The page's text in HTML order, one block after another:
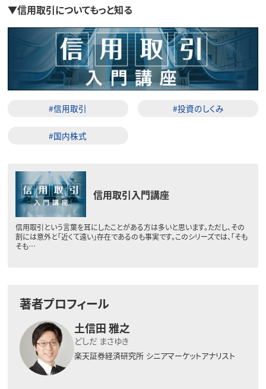
▼信用取引についてもっと知る
#信用取引 #投資のしくみ
#国内株式
信用取引入門講座
信用取引という言葉を耳にしたことがある方は多いと思います。ただし、その
割には意外と「近くて遠い」存在であるのも事実です。このシリーズでは、「そも
そも…
著者プロフィール
土信田 雅之
どしだ まさゆき
楽天証券経済研究所 シニアマーケットアナリスト